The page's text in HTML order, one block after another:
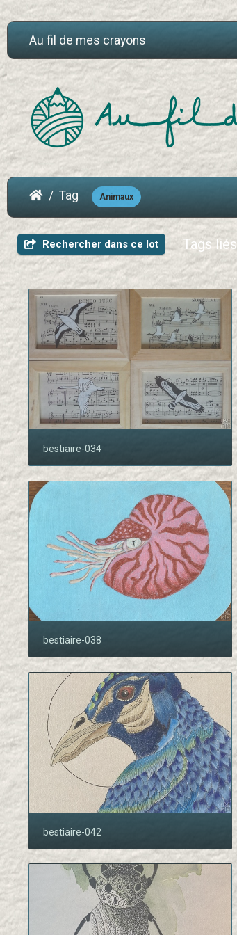
Au fil de mes crayons
Tag Animaux
Rechercher dans ce lot Tags liés
bestiaire-034
bestiaire-038
bestiaire-042